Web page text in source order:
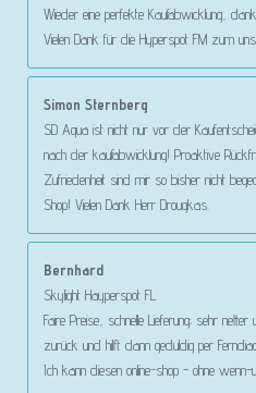
Wieder eine perfekte Kaufabwicklung,
Vielen Dank für die Hyperspot FM zum
Simon Sternberg
SD Aqua ist nicht nur vor der
nach der kaufabwicklung! Proaktive
Zufriedenheit sind mir so bisher nicht
Shop! Vielen Dank Herr Drougkas.
Bernhard
Skylight Hayperspot FL
Faire Preise, schnelle Lieferung; sehr
zurück und hilft dann geduldig per
Ich kann diesen online-shop - ohne